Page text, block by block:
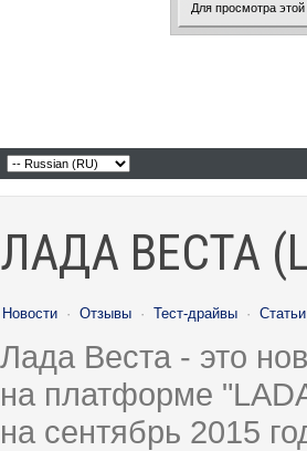
Для просмотра
ЛАДА ВЕСТА
Новости · Отзывы · Тест-драйвы · Статьи
Лада Веста - это
на платформе
на сентябрь 2015